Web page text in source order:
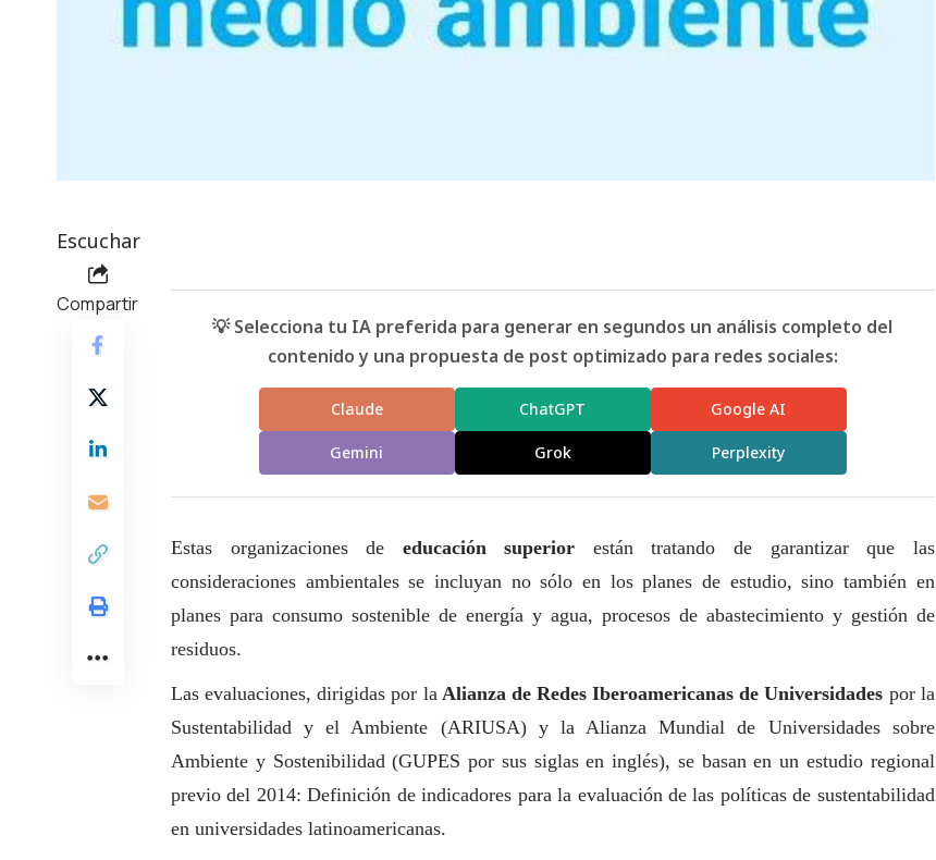
Escuchar
Compartir
💡 Selecciona tu IA preferida para generar en segundos un análisis completo del
contenido y una propuesta de post optimizado para redes sociales:
Claude ChatGPT Google AI
Gemini Grok Perplexity
Estas organizaciones de educación superior están tratando de garantizar que las
consideraciones ambientales se incluyan no sólo en los planes de estudio, sino también en
planes para consumo sostenible de energía y agua, procesos de abastecimiento y gestión de
residuos.
Las evaluaciones, dirigidas por la Alianza de Redes Iberoamericanas de Universidades por la
Sustentabilidad y el Ambiente (ARIUSA) y la Alianza Mundial de Universidades sobre
Ambiente y Sostenibilidad (GUPES por sus siglas en inglés), se basan en un estudio regional
previo del 2014:Definición de indicadores para la evaluación de las políticas de sustentabilidad
en universidades latinoamericanas.